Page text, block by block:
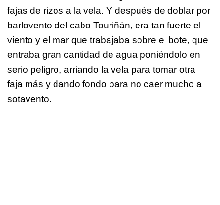
fajas de rizos a la vela. Y después de doblar por
barlovento del cabo Touriñán, era tan fuerte el
viento y el mar que trabajaba sobre el bote, que
entraba gran cantidad de agua poniéndolo en
serio peligro, arriando la vela para tomar otra
faja más y dando fondo para no caer mucho a
sotavento.